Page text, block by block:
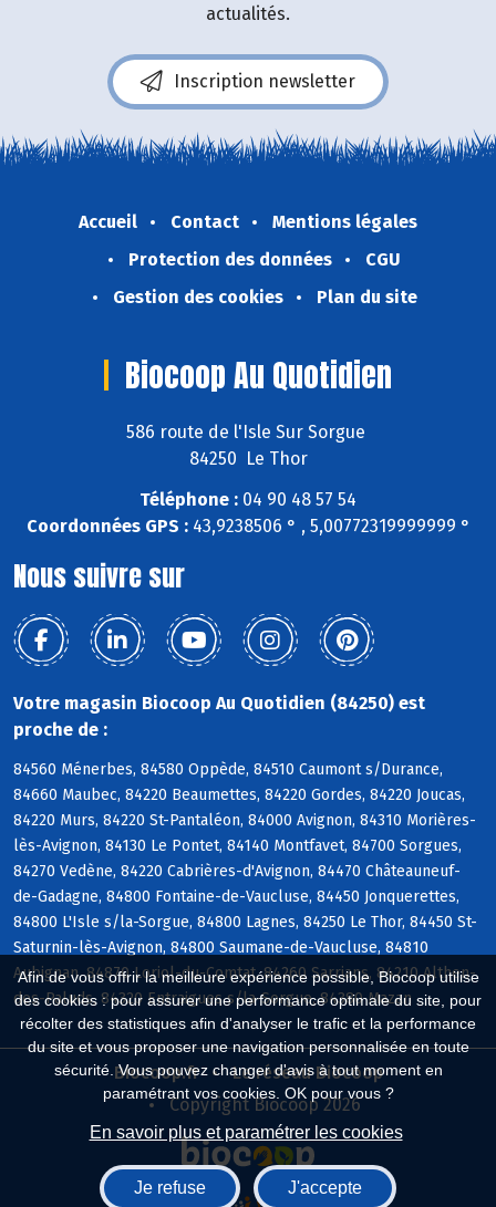
Afin de vous offrir la meilleure expérience possible, Biocoop utilise
des cookies : pour assurer une performance optimale du site, pour
récolter des statistiques afin d'analyser le trafic et la performance
du site et vous proposer une navigation personnalisée en toute
sécurité. Vous pouvez changer d'avis à tout moment en
paramétrant vos cookies. OK pour vous ?
En savoir plus et paramétrer les cookies
Je refuse J'accepte
actualités.
Inscription newsletter
Accueil Contact
Mentions légales
Protection des données
CGU
Gestion des cookies
Plan du site
Biocoop Au Quotidien
586 route de l'Isle Sur Sorgue
84250 Le Thor
Téléphone : 04 90 48 57 54
Coordonnées GPS :43,9238506 ° , 5,00772319999999 °
Nous suivre sur
Votre magasin Biocoop Au Quotidien (84250) est
proche de :
84560 Ménerbes, 84580 Oppède, 84510 Caumont s/Durance,
84660 Maubec, 84220 Beaumettes, 84220 Gordes, 84220 Joucas,
84220 Murs, 84220 St-Pantaléon, 84000 Avignon, 84310 Morières-
lès-Avignon, 84130 Le Pontet, 84140 Montfavet, 84700 Sorgues,
84270 Vedène, 84220 Cabrières-d'Avignon, 84470 Châteauneuf-
de-Gadagne, 84800 Fontaine-de-Vaucluse, 84450 Jonquerettes,
84800 L'Isle s/la-Sorgue, 84800 Lagnes, 84250 Le Thor, 84450 St-
Saturnin-lès-Avignon, 84800 Saumane-de-Vaucluse, 84810
Aubignan, 84870 Loriol-du-Comtat, 84260 Sarrians, 84210 Althen-
des-Paluds, 84320 Entraigues s/la-Sorgue, 84380 Mazan
Biocoop.fr
Le réseau Biocoop
Copyright Biocoop 2026